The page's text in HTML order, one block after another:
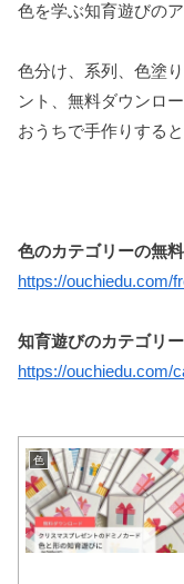
色を学ぶ知育遊びの
色分け、系列、色塗
ント、無料ダウンロ
おうちで手作りする
色のカテゴリーの無
https://ouchiedu.com/
知育遊びのカテゴリ
https://ouchiedu.com/
色